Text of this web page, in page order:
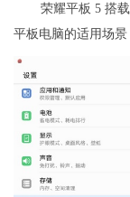
荣耀平板 5 搭
平板电脑的适用场景